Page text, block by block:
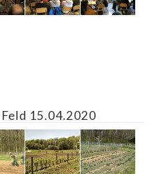
15.04.2020